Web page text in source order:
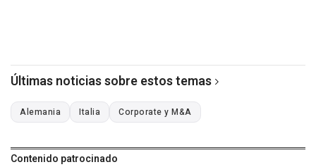
Últimas noticias sobre estos temas
Alemania Italia Corporate y M&A
Contenido patrocinado